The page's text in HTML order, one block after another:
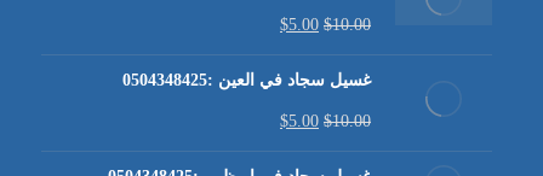
$10.00
$5.00
غسيل سجاد في العين :0504348425
$10.00
$5.00